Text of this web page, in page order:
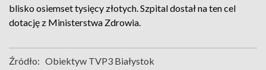
blisko osiemset tysięcy złotych. Szpital dostał na ten cel
dotację z Ministerstwa Zdrowia.
Źródło: Obiektyw TVP3 Białystok